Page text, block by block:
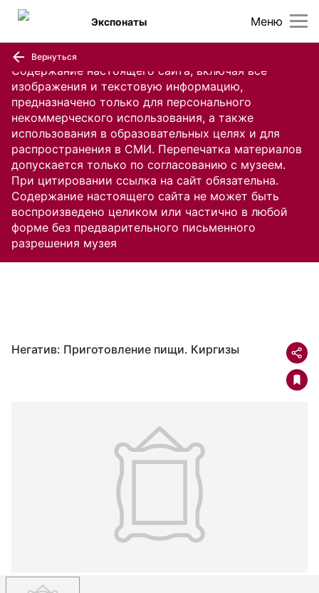
Содержание настоящего сайта, включая все
изображения и текстовую информацию,
предназначено только для персонального
некоммерческого использования, а также
использования в образовательных целях и для
распространения в СМИ. Перепечатка материалов
допускается только по согласованию с музеем.
При цитировании ссылка на сайт обязательна.
Содержание настоящего сайта не может быть
воспроизведено целиком или частично в любой
форме без предварительного письменного
разрешения музея
Меню
Экспонаты
Вернуться
Негатив: Приготовление пищи. Киргизы